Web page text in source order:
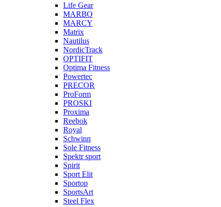
Life Gear
MARBO
MARCY
Matrix
Nautilus
NordicTrack
OPTIFIT
Optima Fitness
Powertec
PRECOR
ProForm
PROSKI
Proxima
Reebok
Royal
Schwinn
Sole Fitness
Spektr sport
Spirit
Sport Elit
Sportop
SportsArt
Steel Flex